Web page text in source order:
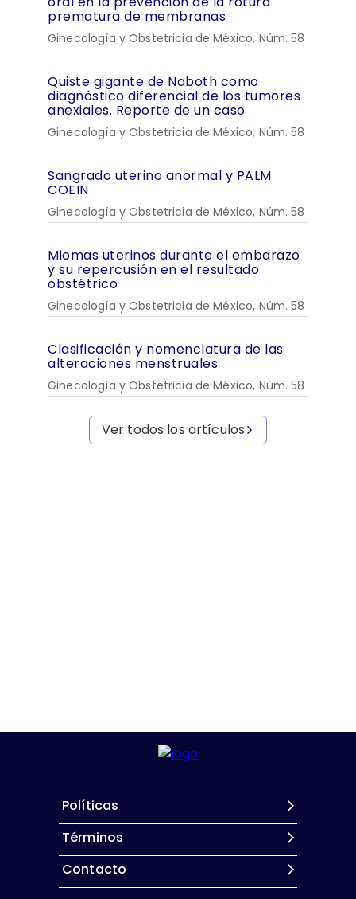
prematura de membranas
Ginecología y Obstetricia de México, Núm. 58
Quiste gigante de Naboth como
diagnóstico diferencial de los tumores
anexiales. Reporte de un caso
Ginecología y Obstetricia de México, Núm. 58
Sangrado uterino anormal y PALM
COEIN
Ginecología y Obstetricia de México, Núm. 58
Miomas uterinos durante el embarazo
y su repercusión en el resultado
obstétrico
Ginecología y Obstetricia de México, Núm. 58
Clasificación y nomenclatura de las
alteraciones menstruales
Ginecología y Obstetricia de México, Núm. 58
Ver todos los artículos
Políticas
Términos
Contacto